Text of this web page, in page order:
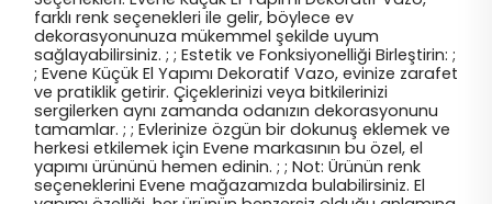
farklı renk seçenekleri ile gelir, böylece ev
dekorasyonunuza mükemmel şekilde uyum
sağlayabilirsiniz. ; ; Estetik ve Fonksiyonelliği Birleştirin: ;
; Evene Küçük El Yapımı Dekoratif Vazo, evinize zarafet
ve pratiklik getirir. Çiçeklerinizi veya bitkilerinizi
sergilerken aynı zamanda odanızın dekorasyonunu
tamamlar. ; ; Evlerinize özgün bir dokunuş eklemek ve
herkesi etkilemek için Evene markasının bu özel, el
yapımı ürününü hemen edinin. ; ; Not: Ürünün renk
seçeneklerini Evene mağazamızda bulabilirsiniz. El